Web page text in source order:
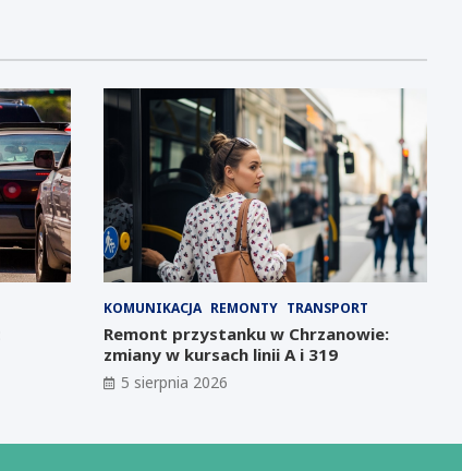
KOMUNIKACJA REMONTY TRANSPORT
Remont przystanku w Chrzanowie:
zmiany w kursach linii A i 319
5 sierpnia 2026